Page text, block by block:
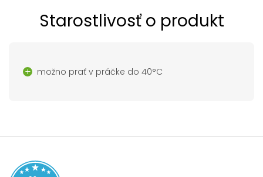
Starostlivosť o produkt
možno prať v práčke do 40°C